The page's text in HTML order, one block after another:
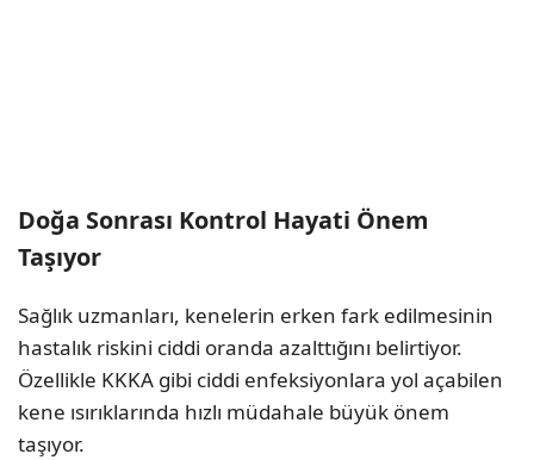
Doğa Sonrası Kontrol Hayati Önem
Taşıyor
Sağlık uzmanları, kenelerin erken fark edilmesinin
hastalık riskini ciddi oranda azalttığını belirtiyor.
Özellikle KKKA gibi ciddi enfeksiyonlara yol açabilen
kene ısırıklarında hızlı müdahale büyük önem
taşıyor.